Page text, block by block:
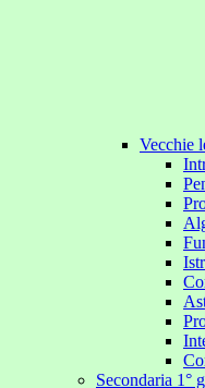
Vecchie
Secondaria 1°